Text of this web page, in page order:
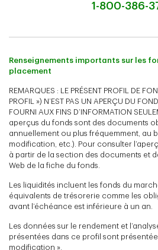
1-800-386-
Renseignements importants sur les
placement
REMARQUES : LE PRÉSENT PROFIL DE
PROFIL ») N’EST PAS UN APERÇU DU
FOURNI AUX FINS D’INFORMATION
aperçus du fonds sont des documents
annuellement ou plus fréquemment, au
modification, etc.). Pour consulter
à partir de la section des documents et
Web de la fiche du fonds.
Les liquidités incluent les fonds du
équivalents de trésorerie comme les
avant l’échéance est inférieure à un an.
Les données sur le rendement et
présentées dans ce profil sont
modification ».